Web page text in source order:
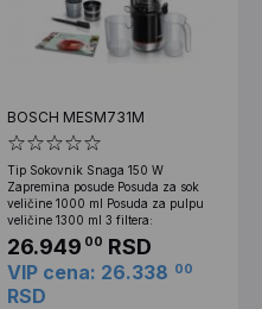
BOSCH MESM731M
Tip Sokovnik Snaga 150 W
Zapremina posude Posuda za sok
veličine 1000 ml Posuda za pulpu
veličine 1300 ml 3 filtera:
26.949 00 RSD
VIP cena: 26.338 00
RSD